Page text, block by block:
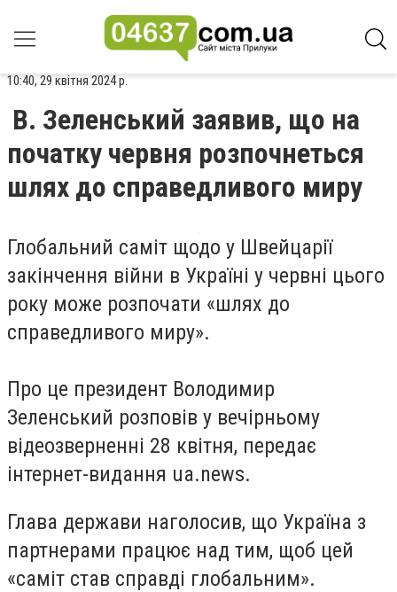
10:40, 29 квітня 2024 р.
В. Зеленський заявив, що на
початку червня розпочнеться
шлях до справедливого миру
Глобальний саміт щодо у Швейцарії
закінчення війни в Україні у червні цього
року може розпочати «шлях до
справедливого миру».
Про це президент Володимир
Зеленський розповів у вечірньому
відеозверненні 28 квітня, передає
інтернет-видання ua.news.
Глава держави наголосив, що Україна з
партнерами працює над тим, щоб цей
«саміт став справді глобальним».